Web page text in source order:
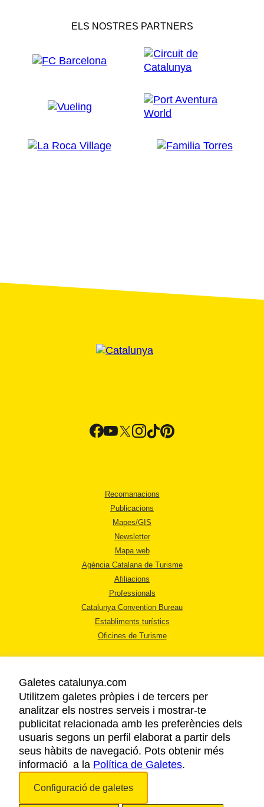
ELS NOSTRES PARTNERS
Recomanacions
Publicacions
Mapes/GIS
Newsletter
Mapa web
Agència Catalana de Turisme
Afiliacions
Professionals
Catalunya Convention Bureau
Establiments turístics
Oficines de Turisme
AVÍS LEGAL
POLÍTICA DE PRIVACITAT
COOKIES
ACCESSIBILITAT
Galetes catalunya.com
Utilitzem galetes pròpies i de tercers per
analitzar els nostres serveis i mostrar-te
publicitat relacionada amb les preferències dels
usuaris segons un perfil elaborat a partir dels
seus hàbits de navegació. Pots obtenir més
informació a la Política de Galetes.
Configuració de galetes